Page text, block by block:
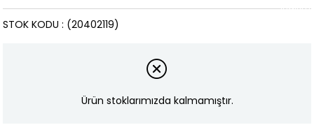
İndirim
(20402119)
STOK KODU
Ürün stoklarımızda kalmamıştır.